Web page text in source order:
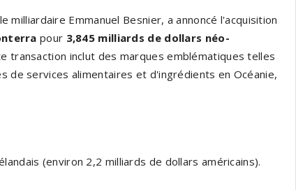
milliardaire Emmanuel Besnier, a annoncé l'acquisition
pour 3,845 milliards de dollars néo-
transaction inclut des marques emblématiques telles
de services alimentaires et d'ingrédients en Océanie,
(environ 2,2 milliards de dollars américains).